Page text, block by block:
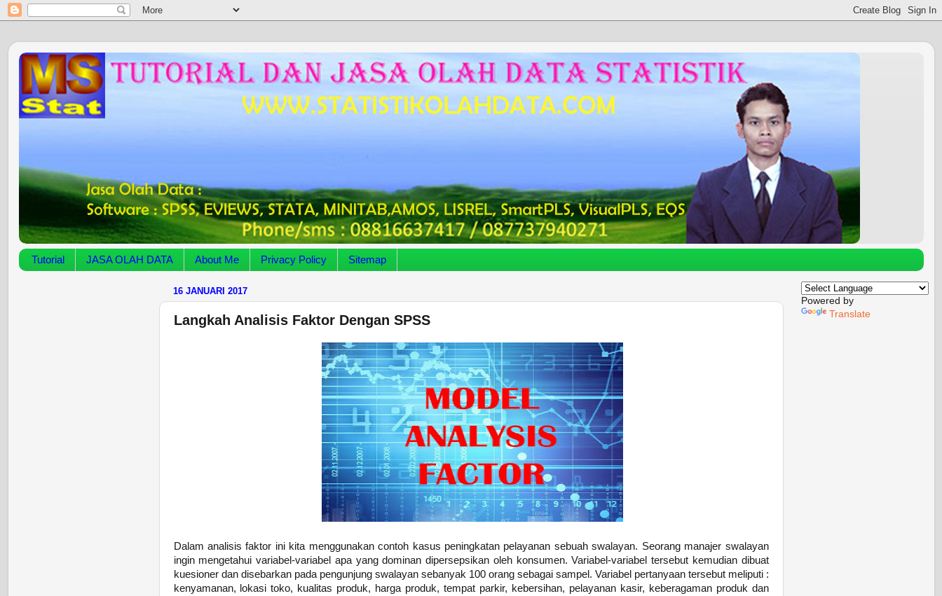
Tutorial JASA OLAH DATA About Me Privacy Policy Sitemap
16 JANUARI 2017
Langkah Analisis Faktor Dengan SPSS
Dalam analisis faktor ini kita menggunakan contoh kasus peningkatan pelayanan sebuah swalayan. Seorang manajer swalayan
ingin mengetahui variabel-variabel apa yang dominan dipersepsikan oleh konsumen. Variabel-variabel tersebut kemudian dibuat
kuesioner dan disebarkan pada pengunjung swalayan sebanyak 100 orang sebagai sampel. Variabel pertanyaan tersebut meliputi :
kenyamanan, lokasi toko, kualitas produk, harga produk, tempat parkir, kebersihan, pelayanan kasir, keberagaman produk dan
Powered by
Translate